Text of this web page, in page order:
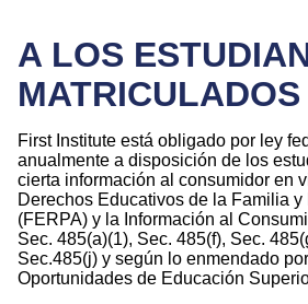
A LOS
MATRICULADOS
First Institute está obligado por ley
anualmente a disposición de los
cierta información al consumidor en
Derechos Educativos de la Familia
(FERPA) y la Información al
Sec. 485(a)(1), Sec. 485(f), Sec.
Sec.485(j) y según lo enmendado
Oportunidades de Educación